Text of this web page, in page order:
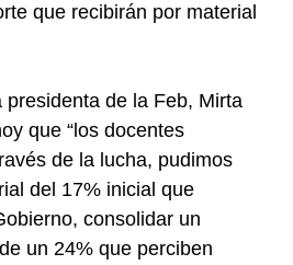
que recibirán por material
presidenta de la Feb, Mirta
que “los docentes
de la lucha, pudimos
del 17% inicial que
consolidar un
un 24% que perciben